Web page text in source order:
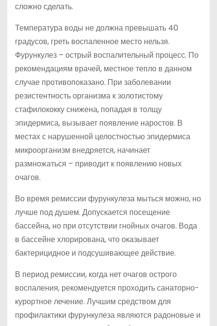
сложно сделать.
Температура воды не должна превышать 40
градусов, греть воспаленное место нельзя.
Фурункулез – острый воспалительный процесс. По
рекомендациям врачей, местное тепло в данном
случае противопоказано. При заболевании
резистентность организма к золотистому
стафилококку снижена, попадая в толщу
эпидермиса, вызывает появление наростов. В
местах с нарушенной целостностью эпидермиса
микроорганизм внедряется, начинает
размножаться – приводит к появлению новых
очагов.
Во время ремиссии фурункулеза мыться можно, но
лучше под душем. Допускается посещение
бассейна, но при отсутствии гнойных очагов. Вода
в бассейне хлорирована, что оказывает
бактерицидное и подсушивающее действие.
В период ремиссии, когда нет очагов острого
воспаления, рекомендуется проходить санаторно-
курортное лечение. Лучшим средством для
профилактики фурункулеза являются радоновые и